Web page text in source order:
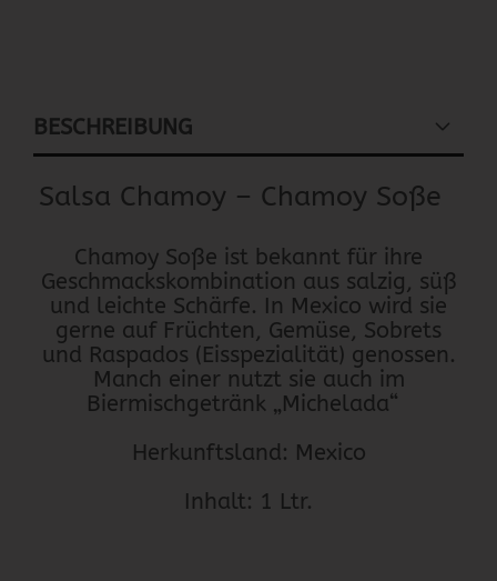
BESCHREIBUNG
Salsa Chamoy – Chamoy Soße
Chamoy Soße ist bekannt für ihre
Geschmackskombination aus salzig, süß
und leichte Schärfe. In Mexico wird sie
gerne auf Früchten, Gemüse, Sobrets
und Raspados (Eisspezialität) genossen.
Manch einer nutzt sie auch im
Biermischgetränk „Michelada“
Herkunftsland: Mexico
Inhalt: 1 Ltr.